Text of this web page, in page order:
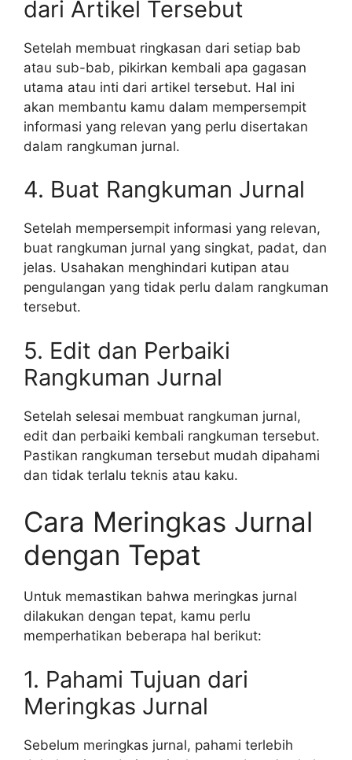
dari Artikel Tersebut
Setelah membuat ringkasan dari setiap bab
atau sub-bab, pikirkan kembali apa gagasan
utama atau inti dari artikel tersebut. Hal ini
akan membantu kamu dalam mempersempit
informasi yang relevan yang perlu disertakan
dalam rangkuman jurnal.
4. Buat Rangkuman Jurnal
Setelah mempersempit informasi yang relevan,
buat rangkuman jurnal yang singkat, padat, dan
jelas. Usahakan menghindari kutipan atau
pengulangan yang tidak perlu dalam rangkuman
tersebut.
5. Edit dan Perbaiki
Rangkuman Jurnal
Setelah selesai membuat rangkuman jurnal,
edit dan perbaiki kembali rangkuman tersebut.
Pastikan rangkuman tersebut mudah dipahami
dan tidak terlalu teknis atau kaku.
Cara Meringkas Jurnal
dengan Tepat
Untuk memastikan bahwa meringkas jurnal
dilakukan dengan tepat, kamu perlu
memperhatikan beberapa hal berikut:
1. Pahami Tujuan dari
Meringkas Jurnal
Sebelum meringkas jurnal, pahami terlebih